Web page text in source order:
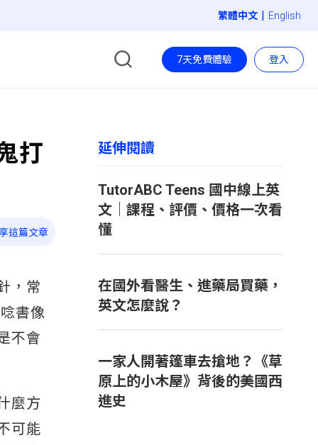
| English
7天免費體驗 登入
打
這篇文章
，常
書像
不會
麼方
可能
延伸閱讀
TutorABC Teens 國中線上英
文｜課程、評價、價格一次看
懂
在國外看醫生、進藥局買藥，
英文怎麼說？
一家人開著篷車去搶地？《草
原上的小木屋》背後的美國西
進史